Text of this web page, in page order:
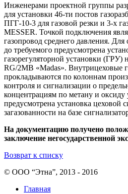
Инженерами проектной группы
для установки 46-ти постов
ПГГ-10-3 для газовой резки и 3-х
MESSER. Точкой подключения
газопровод среднего давления. Для
до требуемого предусмотрена
газорегуляторной установки (ГРУ)
RG/2MB «Madas». Внутрицеховые
прокладываются по колоннам
контроля и сигнализации о
концентрациям по метану и оксиду
предусмотрена установка цеховой
загазованности на базе
На документацию получено
заключение негосударственной
Возврат к списку
© ООО “Этна”, 2013 - 2016
Главная